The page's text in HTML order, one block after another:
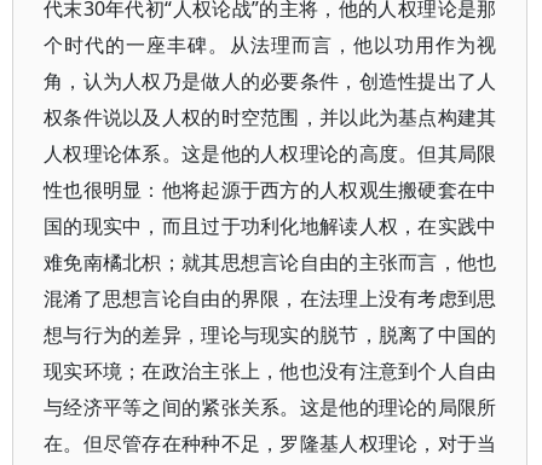
代末30年代初“人权论战”的主将，他的人权理论是那
个时代的一座丰碑。从法理而言，他以功用作为视
角，认为人权乃是做人的必要条件，创造性提出了人
权条件说以及人权的时空范围，并以此为基点构建其
人权理论体系。这是他的人权理论的高度。但其局限
性也很明显：他将起源于西方的人权观生搬硬套在中
国的现实中，而且过于功利化地解读人权，在实践中
难免南橘北枳；就其思想言论自由的主张而言，他也
混淆了思想言论自由的界限，在法理上没有考虑到思
想与行为的差异，理论与现实的脱节，脱离了中国的
现实环境；在政治主张上，他也没有注意到个人自由
与经济平等之间的紧张关系。这是他的理论的局限所
在。但尽管存在种种不足，罗隆基人权理论，对于当